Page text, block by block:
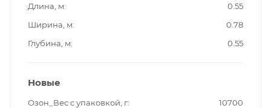
Длина, м
0.55
Ширина, м
0.78
Глубина, м
0.55
Новые
Озон_Вес с упаковкой, г
10700